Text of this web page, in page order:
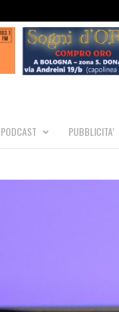
PODCAST PUBBLICITA’